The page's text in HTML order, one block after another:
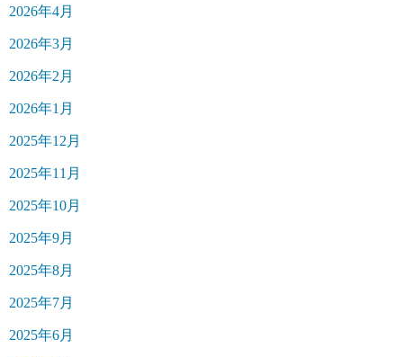
2026年4月
2026年3月
2026年2月
2026年1月
2025年12月
2025年11月
2025年10月
2025年9月
2025年8月
2025年7月
2025年6月